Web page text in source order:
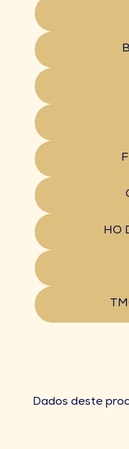
HO
Dados deste